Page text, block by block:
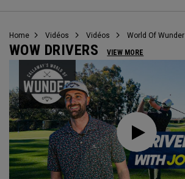
Callaway
Home Vidéos Vidéos World Of Wunder
WOW DRIVERS VIEW MORE